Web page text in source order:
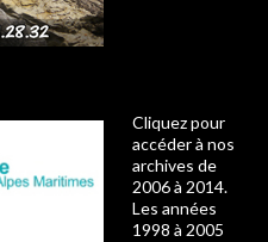
Cliquez pour
accéder à nos
archives de
2006 à 2014.
Les années
1998 à 2005